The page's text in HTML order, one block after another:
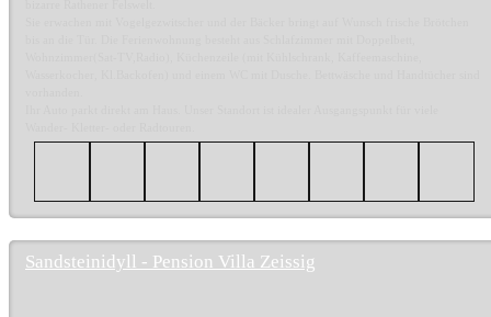
Sandsteinidyll - Pension Villa Zeissig